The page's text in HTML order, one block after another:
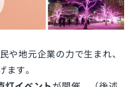
や地元企業の力で生まれ、
す。